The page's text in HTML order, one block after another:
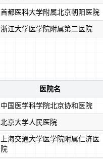
首都医科大学附属北京朝阳医院
浙江大学医学院附属第二医院
医院名
中国医学科学院北京协和医院
北京大学人民医院
上海交通大学医学院附属仁济医
院